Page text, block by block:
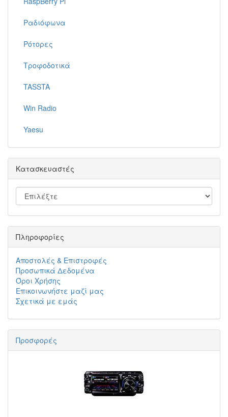
Ραδιόφωνα
Ρότορες
Τροφοδοτικά
TASSTA
Win Radio
Yaesu
Κατασκευαστές
Πληροφορίες
Αποστολές & Επιστροφές
Προσωπικά Δεδομένα
Όροι Χρήσης
Επικοινωνήστε μαζί μας
Σχετικά με εμάς
Προσφορές